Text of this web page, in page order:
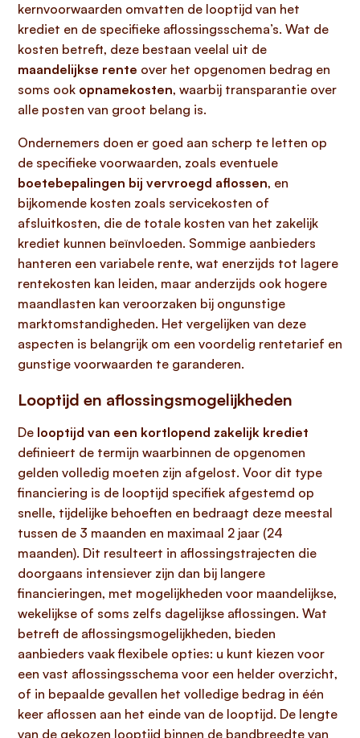
kernvoorwaarden omvatten de looptijd van het
krediet en de specifieke aflossingsschema’s. Wat de
kosten betreft, deze bestaan veelal uit de
maandelijkse rente over het opgenomen bedrag en
soms ook opnamekosten, waarbij transparantie over
alle posten van groot belang is.
Ondernemers doen er goed aan scherp te letten op
de specifieke voorwaarden, zoals eventuele
boetebepalingen bij vervroegd aflossen, en
bijkomende kosten zoals servicekosten of
afsluitkosten, die de totale kosten van het zakelijk
krediet kunnen beïnvloeden. Sommige aanbieders
hanteren een variabele rente, wat enerzijds tot lagere
rentekosten kan leiden, maar anderzijds ook hogere
maandlasten kan veroorzaken bij ongunstige
marktomstandigheden. Het vergelijken van deze
aspecten is belangrijk om een voordelig rentetarief en
gunstige voorwaarden te garanderen.
Looptijd en aflossingsmogelijkheden
De looptijd van een kortlopend zakelijk krediet
definieert de termijn waarbinnen de opgenomen
gelden volledig moeten zijn afgelost. Voor dit type
financiering is de looptijd specifiek afgestemd op
snelle, tijdelijke behoeften en bedraagt deze meestal
tussen de 3 maanden en maximaal 2 jaar (24
maanden). Dit resulteert in aflossingstrajecten die
doorgaans intensiever zijn dan bij langere
financieringen, met mogelijkheden voor maandelijkse,
wekelijkse of soms zelfs dagelijkse aflossingen. Wat
betreft de aflossingsmogelijkheden, bieden
aanbieders vaak flexibele opties: u kunt kiezen voor
een vast aflossingsschema voor een helder overzicht,
of in bepaalde gevallen het volledige bedrag in één
keer aflossen aan het einde van de looptijd. De lengte
van de gekozen looptijd binnen de bandbreedte van